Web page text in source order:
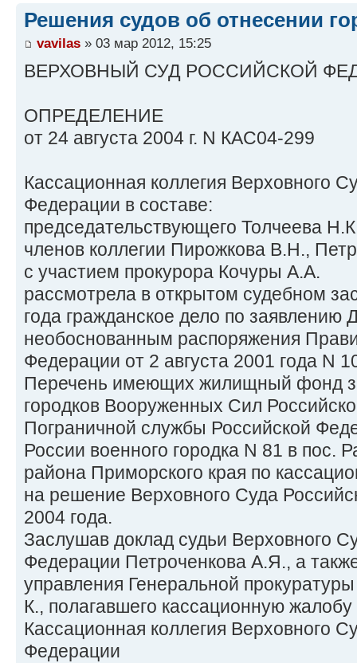
Решения судов об отнесении
vavilas » 03 мар 2012, 15:25
ВЕРХОВНЫЙ СУД РОССИЙСКОЙ
ОПРЕДЕЛЕНИЕ
от 24 августа 2004 г. N КАС04-299
Кассационная коллегия Верховного
Федерации в составе:
председательствующего Толчеева
членов коллегии Пирожкова В.Н.,
с участием прокурора Кочуры А.А.
рассмотрела в открытом судебном
года гражданское дело по заявлению
необоснованным распоряжения
Федерации от 2 августа 2001 года N
Перечень имеющих жилищный фонд
городков Вооруженных Сил
Пограничной службы Российской
России военного городка N 81 в пос.
района Приморского края по
на решение Верховного Суда
2004 года.
Заслушав доклад судьи Верховного
Федерации Петроченкова А.Я., а
управления Генеральной
К., полагавшего кассационную
Кассационная коллегия Верховного
Федерации